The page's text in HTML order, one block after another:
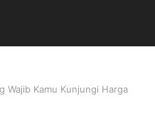
Wajib Kamu Kunjungi Harga